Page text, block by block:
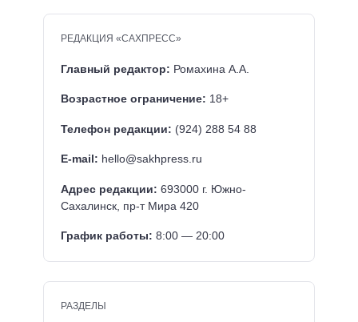
РЕДАКЦИЯ «САХПРЕСС»
Главный редактор: Ромахина А.А.
Возрастное ограничение: 18+
Телефон редакции: (924) 288 54 88
E-mail: hello@sakhpress.ru
Адрес редакции: 693000 г. Южно-
Сахалинск, пр-т Мира 420
График работы: 8:00 — 20:00
РАЗДЕЛЫ